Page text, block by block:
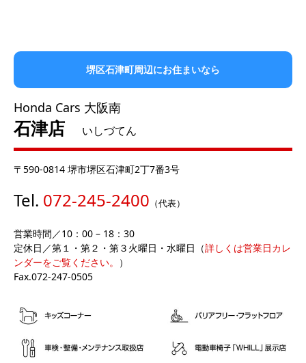
堺区石津町周辺にお住まいなら
堺区石津町周辺にお住まいなら
Honda Cars 大阪南
石津店 いしづてん
〒590-0814 堺市堺区石津町2丁7番3号
Tel. 072-245-2400 （代表）
営業時間／10：00 – 18：30
定休日／第１・第２・第３火曜日・水曜日（詳しくは営業日カレ
ンダーをご覧ください。 ）
Fax.072-247-0505